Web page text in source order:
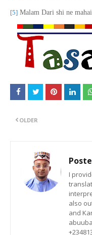
[5] Malam Dari shi ne
OLDER
I
also
and